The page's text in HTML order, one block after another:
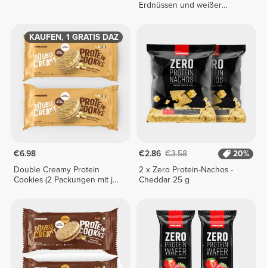
Erdnüssen und weißer
2 KAUFEN, 1 GRATIS DAZU
€6.98
Double Creamy Protein
Cookies (2 Packungen mit je
€2.86 €3.58
20%
2 x Zero Protein-Nachos -
Cheddar 25 g